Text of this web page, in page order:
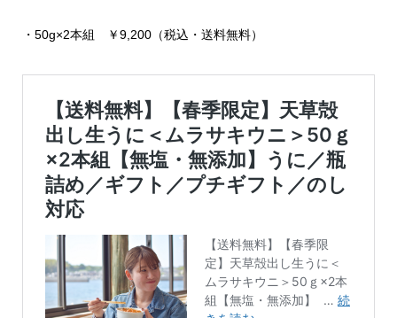
・50g×2本組 ￥9,200（税込・送料無料）